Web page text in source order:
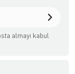
almayı kabul